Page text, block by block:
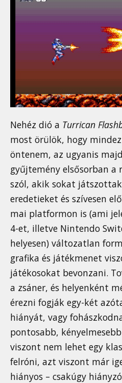
Nehéz dió a Turrican
most örülök, hogy
öntenem, az ugyanis
gyűjtemény elsősorban a
szól, akik sokat
eredetieket és szívesen
mai platformon is (ami
4-et, illetve Nintendo
helyesen) változatlan
grafika és játékmenet
játékosokat bevonzani.
a zsáner, és helyenként
érezni fogják egy-két
hiányát, vagy
pontosabb,
viszont nem lehet egy
felróni, azt viszont már
hiányos – csakúgy